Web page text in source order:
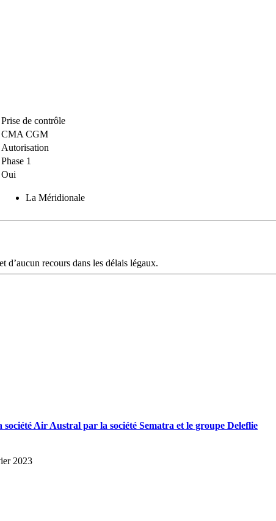
Prise de contrôle
CMA CGM
Autorisation
Phase 1
Oui
La Méridionale
d’aucun recours dans les délais légaux.
Air Austral par la société Sematra et le groupe Deleflie
2023